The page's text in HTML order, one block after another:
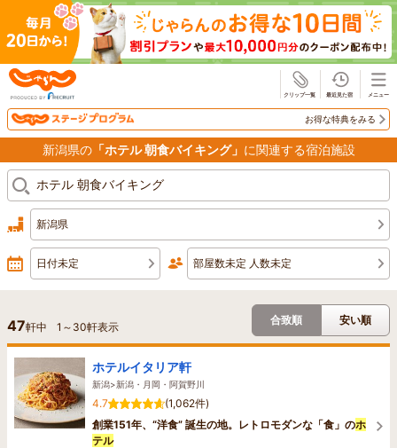
お得な特典をみる
新潟県の「ホテル 朝食バイキング」 に関連する宿泊施設
新潟県
日付未定 部屋数未定 人数未定
47軒中 1 ～ 30軒表示
合致順 安い順
ホテルイタリア軒
新潟>新潟・月岡・阿賀野川
4.7
(1,062件)
創業151年、“洋食” 誕生の地。レトロモダンな「食」のホ
テル